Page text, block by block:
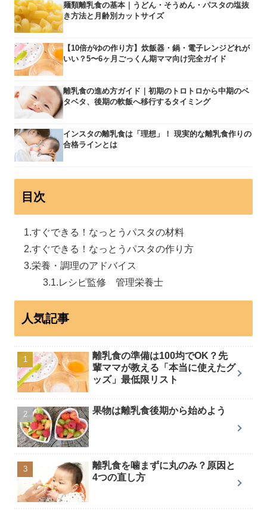
麺類離乳食の基本｜うどん・そうめん・パスタの塩抜
き方法と月齢別カットサイズ
【10倍がゆの作り方】炊飯器・鍋・電子レンジどれが
いい？5〜6ヶ月ごっくん期ママ向け完全ガイド
離乳食の進め方ガイド｜初期のトロトロから中期のベ
タベタ、後期の軟飯へ移行するタイミング
インスタの離乳食は「理想」！ 現実的な離乳食作りの
合格ラインとは
目次
すぐできる！なっとうパスタの材料
すぐできる！なっとうパスタの作り方
栄養・調理のアドバイス
レシピ監修 管理栄養士
人気記事
離乳食の準備は100均でOK？先
輩ママが教える「本当に使えたグ
ッズ」最低限リスト
果物は離乳食後期から始めよう
離乳食を噛まずに丸のみ？原因と
4つの直し方